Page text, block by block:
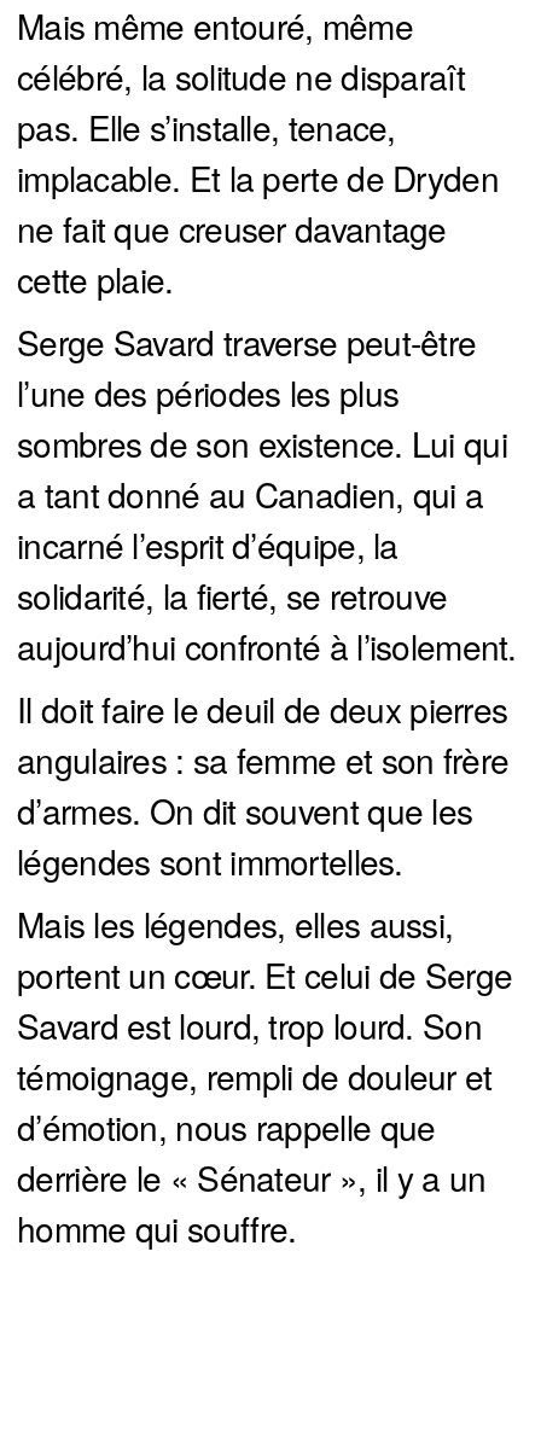
Mais même entouré, même
célébré, la solitude ne disparaît
pas. Elle s’installe, tenace,
implacable. Et la perte de Dryden
ne fait que creuser davantage
cette plaie.
Serge Savard traverse peut-être
l’une des périodes les plus
sombres de son existence. Lui qui
a tant donné au Canadien, qui a
incarné l’esprit d’équipe, la
solidarité, la fierté, se retrouve
aujourd’hui confronté à l’isolement.
Il doit faire le deuil de deux pierres
angulaires : sa femme et son frère
d’armes. On dit souvent que les
légendes sont immortelles.
Mais les légendes, elles aussi,
portent un cœur. Et celui de Serge
Savard est lourd, trop lourd. Son
témoignage, rempli de douleur et
d’émotion, nous rappelle que
derrière le « Sénateur », il y a un
homme qui souffre.